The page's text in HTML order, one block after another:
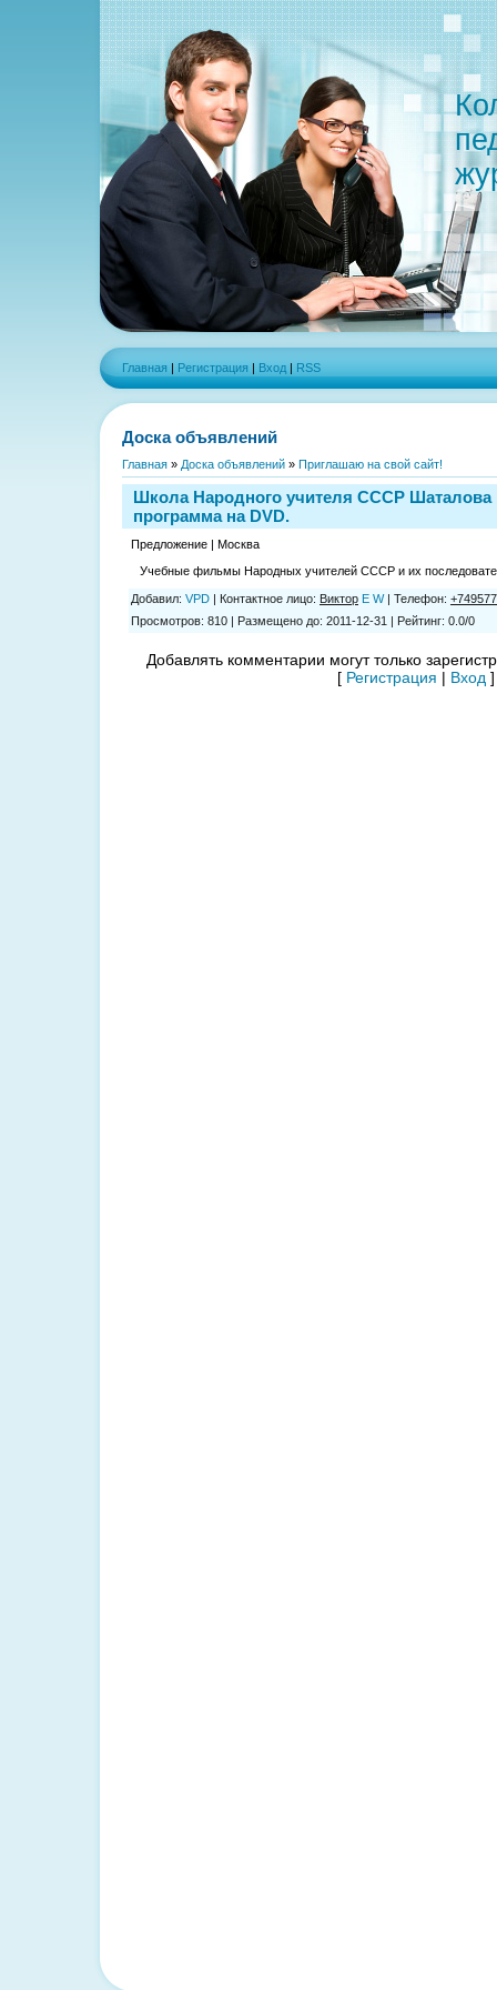
Главная | Регистрация | Вход | RSS
Доска объявлений
Главная » Доска объявлений » Приглашаю на свой сайт!
Школа Народного учителя СССР
программа на DVD.
Предложение | Москва
Учебные фильмы Народных учителей СССР и их
Добавил: VPD | Контактное лицо: Виктор E W | Телефон:
Просмотров: 810 | Размещено до: 2011-12-31 | Рейтинг: 0.0/0
Добавлять комментарии могут только
[ Регистрация | Вход ]